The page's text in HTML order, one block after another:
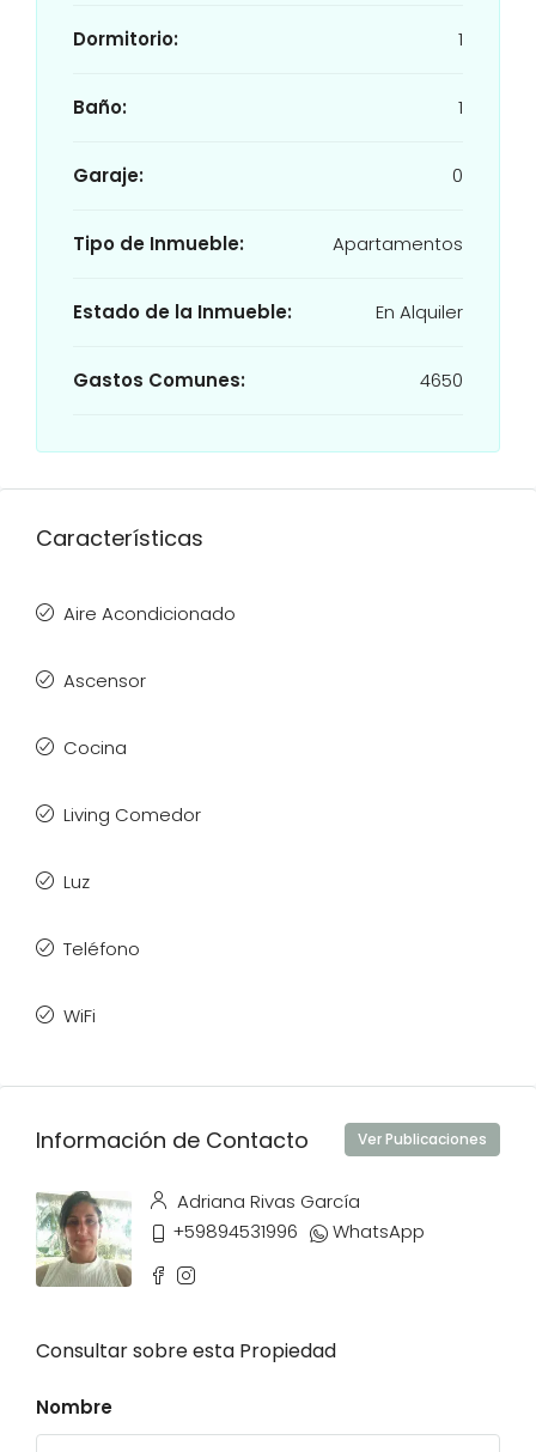
Dormitorio: 1
Baño: 1
Garaje: 0
Tipo de Inmueble: Apartamentos
Estado de la Inmueble: En Alquiler
Gastos Comunes: 4650
Características
Aire Acondicionado
Ascensor
Cocina
Living Comedor
Luz
Teléfono
WiFi
Información de Contacto Ver Publicaciones
Adriana Rivas García
+59894531996
WhatsApp
Consultar sobre esta Propiedad
Nombre